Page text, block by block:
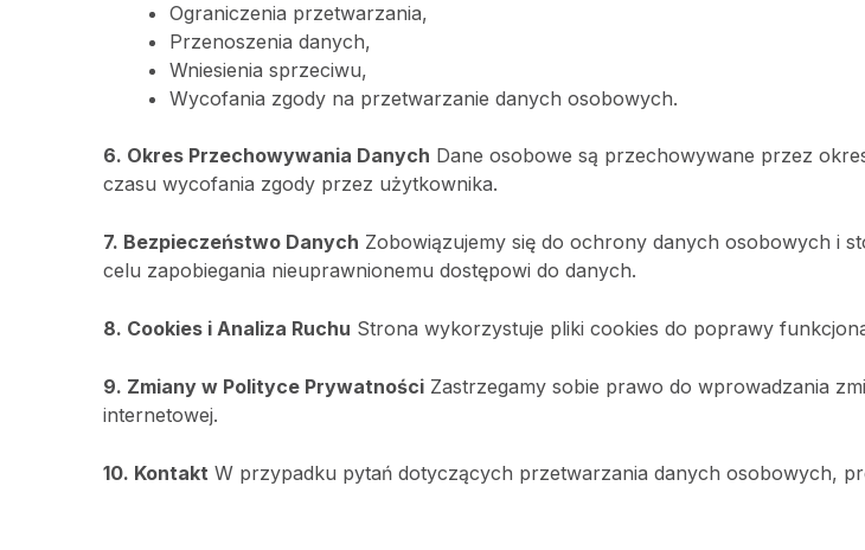
Ograniczenia przetwarzania,
Przenoszenia danych,
Wniesienia sprzeciwu,
Wycofania zgody na przetwarzanie danych osobowych.
6. Okres Przechowywania Danych Dane osobowe są przechowywane przez
czasu wycofania zgody przez użytkownika.
7. Bezpieczeństwo Danych Zobowiązujemy się do ochrony danych osobowych i
celu zapobiegania nieuprawnionemu dostępowi do danych.
8. Cookies i Analiza Ruchu Strona wykorzystuje pliki cookies do poprawy
9. Zmiany w Polityce Prywatności Zastrzegamy sobie prawo do wprowadzania
internetowej.
10. Kontakt W przypadku pytań dotyczących przetwarzania danych osobowych,